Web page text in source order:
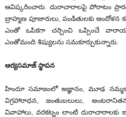
ఆవిష్కరించారు. దురాచారాలపై పోరాటం
బ్రాహ్మణ పూజారులు, పండితులకు
ఎంతో ఒపికగా చర్చించి ఒప్పించే
ఎంతోమంది శిష్యులను సమకూర్చుకున్నారు.
ఆర్యసమాజ్‌ ‌స్థాపన
హిందూ సమాజంలో అజ్ఞానం, మూఢ
విగ్రహారాధన, జంతుబలులు,
వివాహాలు, వరకట్నం లాంటి దురాచారాలకు